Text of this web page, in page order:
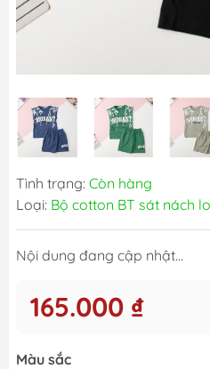
Tình trạng: Còn hàng
Loại: Bộ cotton BT sát nách
Nội dung đang cập nhật...
165.000 ₫
Màu sắc